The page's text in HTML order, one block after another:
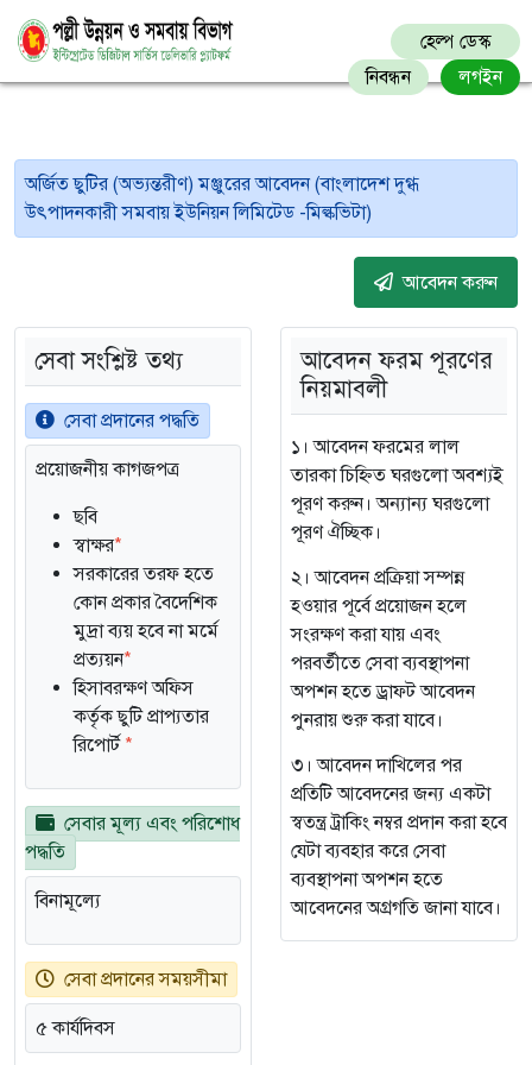
হেল্প ডেস্ক
নিবন্ধন
লগইন
অর্জিত ছুটির (অভ্যন্তরীণ) মঞ্জুরের আবেদন (বাংলাদেশ দুগ্ধ
উৎপাদনকারী সমবায় ইউনিয়ন লিমিটেড -মিল্কভিটা)
আবেদন করুন
সেবা সংশ্লিষ্ট তথ্য
সেবা প্রদানের পদ্ধতি
প্রয়োজনীয় কাগজপত্র
ছবি
স্বাক্ষর*
সরকারের তরফ হতে
কোন প্রকার বৈদেশিক
মুদ্রা ব্যয় হবে না মর্মে
প্রত্যয়ন*
হিসাবরক্ষণ অফিস
কর্তৃক ছুটি প্রাপ্যতার
রিপোর্ট *
সেবার মূল্য এবং পরিশোধ
পদ্ধতি
বিনামূল্যে
সেবা প্রদানের সময়সীমা
৫ কার্যদিবস
আবেদন ফরম পূরণের
নিয়মাবলী
১। আবেদন ফরমের লাল
তারকা চিহ্নিত ঘরগুলো অবশ্যই
পূরণ করুন। অন্যান্য ঘরগুলো
পূরণ ঐচ্ছিক।
২। আবেদন প্রক্রিয়া সম্পন্ন
হওয়ার পূর্বে প্রয়োজন হলে
সংরক্ষণ করা যায় এবং
পরবর্তীতে সেবা ব্যবস্থাপনা
অপশন হতে ড্রাফট আবেদন
পুনরায় শুরু করা যাবে।
৩। আবেদন দাখিলের পর
প্রতিটি আবেদনের জন্য একটা
স্বতন্ত্র ট্রাকিং নম্বর প্রদান করা হবে
যেটা ব্যবহার করে সেবা
ব্যবস্থাপনা অপশন হতে
আবেদনের অগ্রগতি জানা যাবে।